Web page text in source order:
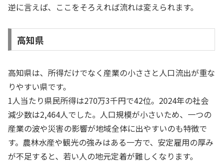
逆に言えば、ここをそろえれば流れは変えられます。
高知県
高知県は、所得だけでなく産業の小ささと人口流出が重な
りやすい県です。
1人当たり県民所得は270万3千円で42位。2024年の社会
減少数は2,464人でした。人口規模が小さいため、一つの
産業の波や災害の影響が地域全体に出やすいのも特徴で
す。農林水産や観光の強みはある一方で、安定雇用の厚み
が不足すると、若い人の地元定着が難しくなります。